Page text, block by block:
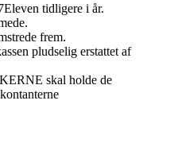
tidligere i år.
frem.
pludselig erstattet af
skal holde de